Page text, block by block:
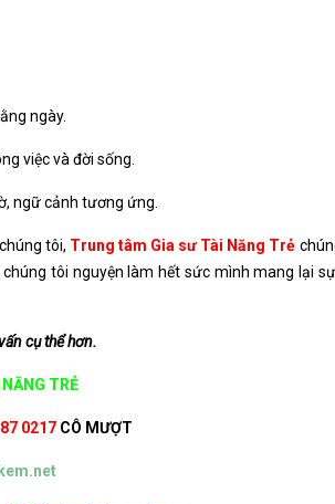
ngày.
việc và đời sống.
ngữ cảnh tương ứng.
tôi, Trung tâm Gia sư Tài Năng Trẻ
tôi nguyện làm hết sức mình mang lại
cụ thể hơn.
TRẺ
0217 CÔ MƯỢT